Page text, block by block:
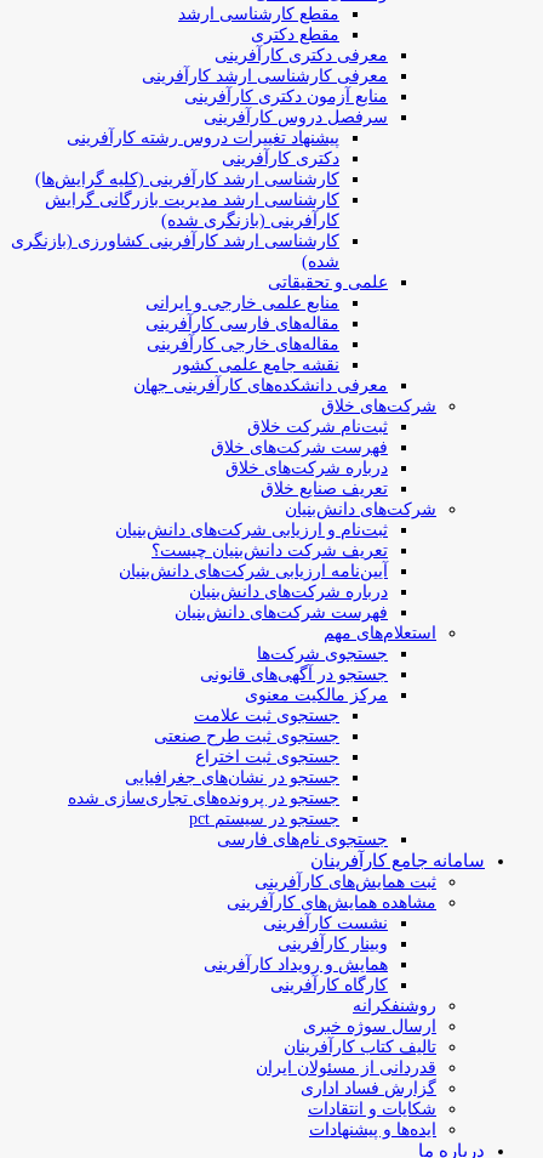
مقطع کارشناسی ارشد
مقطع دکتری
معرفی دکتری کارآفرینی
معرفی کارشناسی ارشد کارآفرینی
منابع آزمون دکتری کارآفرینی
سرفصل دروس کارآفرینی
پیشنهاد تغییرات دروس رشته کارآفرینی
دکتری کارآفرینی
کارشناسی ارشد کارآفرینی (کلیه گرایش‌ها)
کارشناسی ارشد مدیریت بازرگانی گرایش
کارآفرینی (بازنگری شده)
کارشناسی ارشد کارآفرینی کشاورزی (بازنگری
شده)
علمی و تحقیقاتی
منابع علمی خارجی و ایرانی
مقاله‌های فارسی کارآفرینی
مقاله‌های خارجی کارآفرینی
نقشه جامع علمی کشور
معرفی دانشکده‌های کارآفرینی جهان
شرکت‌های خلاق
ثبت‌نام شرکت خلاق
فهرست شرکت‌های خلاق
درباره شرکت‌های خلاق
تعریف صنایع خلاق
شرکت‌های دانش‌بنیان
ثبت‌نام و ارزیابی شرکت‌های دانش‌بنیان
تعریف شرکت دانش‌بنیان چیست؟
آیین‌نامه ارزیابی شرکت‌های دانش‌بنیان
درباره شرکت‌های دانش‌بنیان
فهرست شرکت‌های دانش‌بنیان
استعلام‌های مهم
جستجوی شرکت‌ها
جستجو در آگهی‌های قانونی
مرکز مالکیت معنوی
جستجوی ثبت علامت
جستجوی ثبت طرح صنعتی
جستجوی ثبت اختراع
جستجو در نشان‌های جغرافیایی
جستجو در پرونده‌های تجاری‌سازی شده
جستجو در سیستم pct
جستجوی نام‌های فارسی
سامانه جامع کارآفرینان
ثبت همایش‌های کارآفرینی
مشاهده همایش‌های کارآفرینی
نشست کارآفرینی
وبینار کارآفرینی
همایش و رویداد کارآفرینی
کارگاه کارآفرینی
روشنفکرانه
ارسال سوژه‌ خبری
تالیف کتاب کارآفرینان
قدردانی از مسئولان ایران
گزارش فساد اداری
شکایات و انتقادات
ایده‌ها و پیشنهادات
درباره ما